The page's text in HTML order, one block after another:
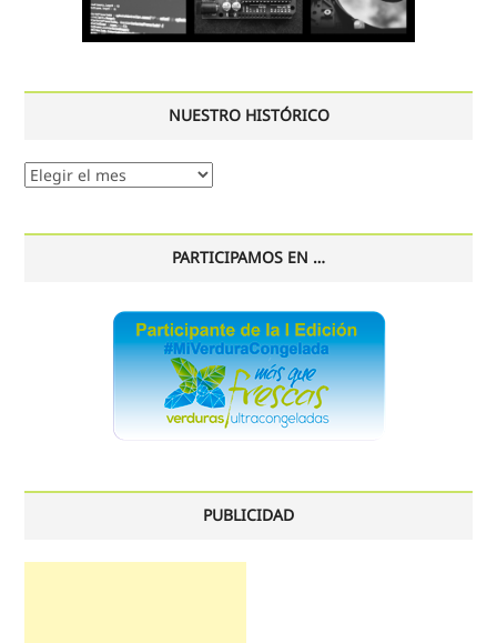
NUESTRO HISTÓRICO
Nuestro
PARTICIPAMOS EN …
PUBLICIDAD